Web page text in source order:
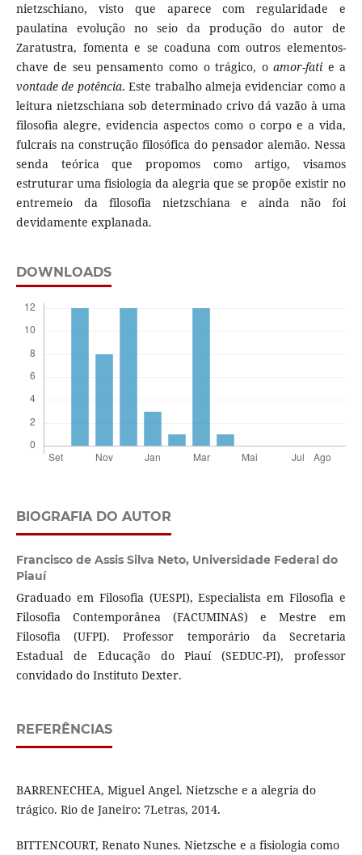
nietzschiano, visto que aparece com regularidade e
paulatina evolução no seio da produção do autor de
Zaratustra, fomenta e se coaduna com outros elementos-
chave de seu pensamento como o trágico, oamor-fati e a
vontade de potência. Este trabalho almeja evidenciar como a
leitura nietzschiana sob determinado crivo dá vazão à uma
filosofia alegre, evidencia aspectos como o corpo e a vida,
fulcrais na construção filosófica do pensador alemão. Nessa
senda teórica que propomos como artigo, visamos
estruturar uma fisiologia da alegria que se propõe existir no
entremeio da filosofia nietzschiana e ainda não foi
devidamente explanada.
DOWNLOADS
BIOGRAFIA DO AUTOR
Francisco de Assis Silva Neto, Universidade Federal do
Piauí
Graduado em Filosofia (UESPI), Especialista em Filosofia e
Filosofia Contemporânea (FACUMINAS) e Mestre em
Filosofia (UFPI). Professor temporário da Secretaria
Estadual de Educação do Piauí (SEDUC-PI), professor
convidado do Instituto Dexter.
REFERÊNCIAS
BARRENECHEA, Miguel Angel. Nietzsche e a alegria do
trágico. Rio de Janeiro: 7Letras, 2014.
BITTENCOURT, Renato Nunes. Nietzsche e a fisiologia como